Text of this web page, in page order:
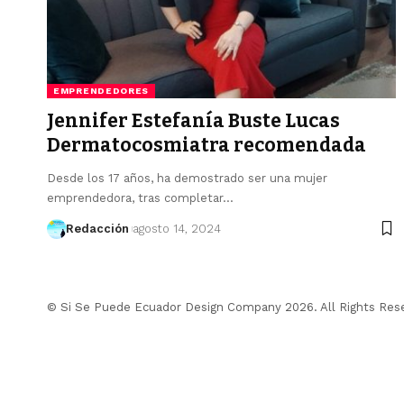
EMPRENDEDORES
Jennifer Estefanía Buste Lucas
Dermatocosmiatra recomendada
Desde los 17 años, ha demostrado ser una mujer
emprendedora, tras completar…
Redacción agosto 14, 2024
© Si Se Puede Ecuador Design Company 2026. All Rights